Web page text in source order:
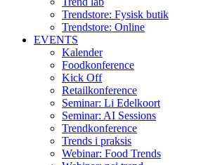
Trendstore: Fysisk butik
Trendstore: Online
EVENTS
Kalender
Foodkonference
Kick Off
Retailkonference
Seminar: Li Edelkoort
Seminar: AI Sessions
Trendkonference
Trends i praksis
Webinar: Food Trends